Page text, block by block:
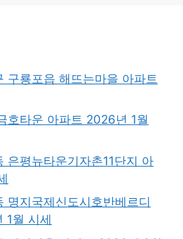
구룡포읍 해뜨는마을 아파트
호타운 아파트 2026년 1월
은평뉴타운기자촌11단지 아
명지국제신도시호반베르디
1월 시세